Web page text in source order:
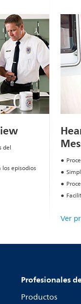
del
los episodios
Ver
Profesionales
Productos